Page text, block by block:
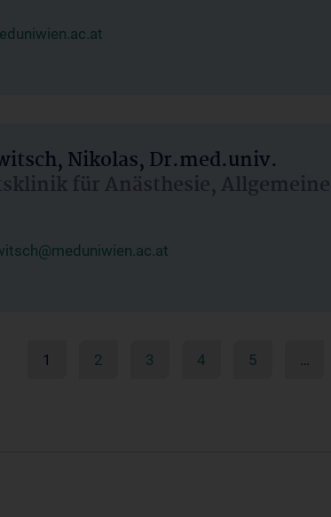
Nikolas, Dr.med.univ.
für Anästhesie,
1 2 3 4 5 …